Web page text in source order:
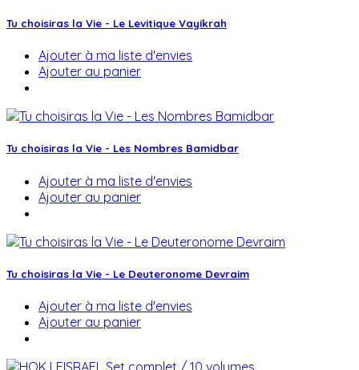
Tu choisiras la Vie - Le Levitique Vayikrah
Ajouter à ma liste d'envies
Ajouter au panier
Tu choisiras la Vie - Les Nombres Bamidbar
Ajouter à ma liste d'envies
Ajouter au panier
Tu choisiras la Vie - Le Deuteronome Devraim
Ajouter à ma liste d'envies
Ajouter au panier